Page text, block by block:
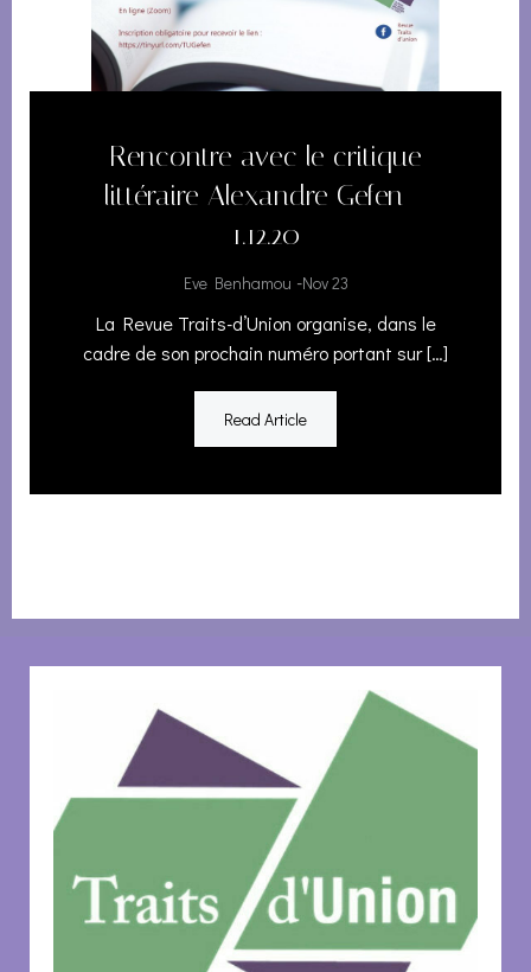
Rencontre avec le critique
littéraire Alexandre Gefen –
1.12.20
Eve Benhamou -Nov 23
La Revue Traits-d’Union organise, dans le
cadre de son prochain numéro portant sur […]
Read Article